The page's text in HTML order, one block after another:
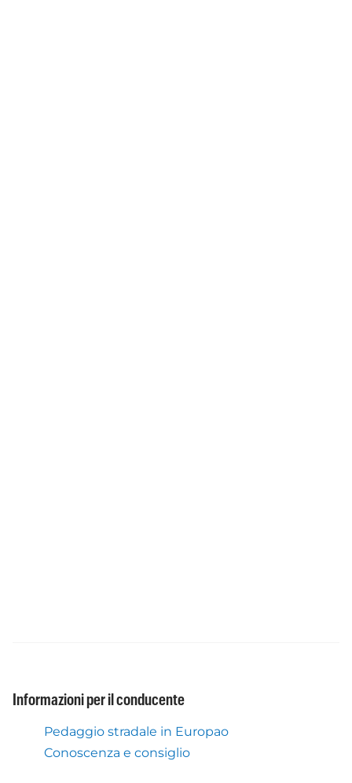
Informazioni per il conducente
Pedaggio stradale in Europao
Conoscenza e consiglio